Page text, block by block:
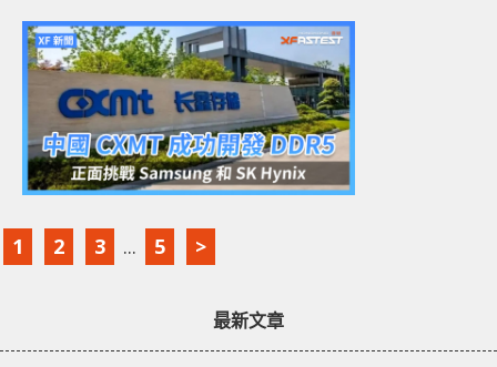
1 2 3 ... 5 >
最新文章